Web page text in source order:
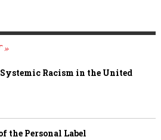
»
Systemic Racism in the United
the Personal Label